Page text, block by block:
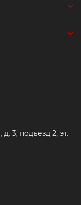
3, подъезд 2, эт.